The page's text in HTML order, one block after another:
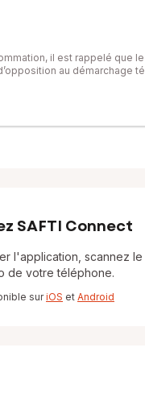
il est rappelé que
au démarchage
SAFTI Connect
l'application, scannez
de votre téléphone.
suriOS et Android